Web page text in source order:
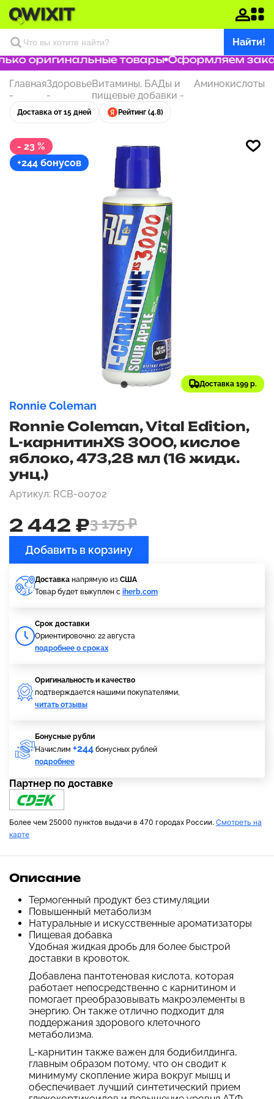
Найти!
оригинальные товары Оформляем заказ
Главная
-
Здоровье
-
Витамины, БАДы и
пищевые добавки -
Аминокислоты
Доставка от 15 дней Рейтинг (4.8)
- 23 %
+244 бонусов
Доставка 199 р.
Ronnie Coleman
Ronnie Coleman, Vital Edition,
L-карнитинXS 3000, кислое
яблоко, 473,28 мл (16 жидк.
унц.)
Артикул: RCB-00702
2 442 ₽3 175 ₽
Добавить в корзину
Доставка напрямую из США
Товар будет выкуплен с iherb.com
Cрок доставки
Ориентировочно: 22 августа
подробнее о сроках
Оригинальность и качество
подтверждается нашими покупателями,
читать отзывы
Бонусные рубли
Начислим +244 бонусных рублей
подробнее
Партнер по доставке
Более чем 25000 пунктов выдачи в 470 городах России. Смотреть на
карте
Описание
Термогенный продукт без стимуляции
Повышенный метаболизм
Натуральные и искусственные ароматизаторы
Пищевая добавка
Удобная жидкая дробь для более быстрой
доставки в кровоток.
Добавлена пантотеновая кислота, которая
работает непосредственно с карнитином и
помогает преобразовывать макроэлементы в
энергию. Он также отлично подходит для
поддержания здорового клеточного
метаболизма.
L-карнитин также важен для бодибилдинга,
главным образом потому, что он сводит к
минимуму скопление жира вокруг мышц и
обеспечивает лучший синтетический прием